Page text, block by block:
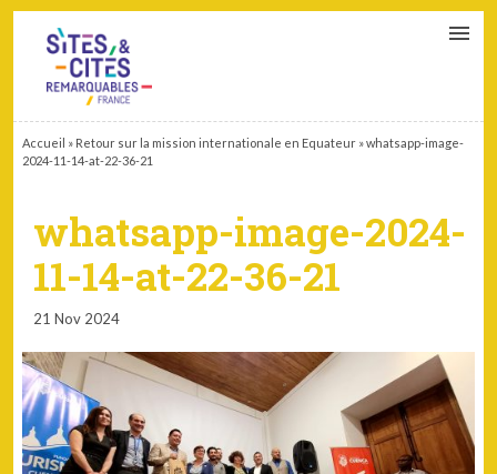
Accueil » Retour sur la mission internationale en Equateur »whatsapp-image-
2024-11-14-at-22-36-21
whatsapp-image-2024-
11-14-at-22-36-21
21 Nov 2024